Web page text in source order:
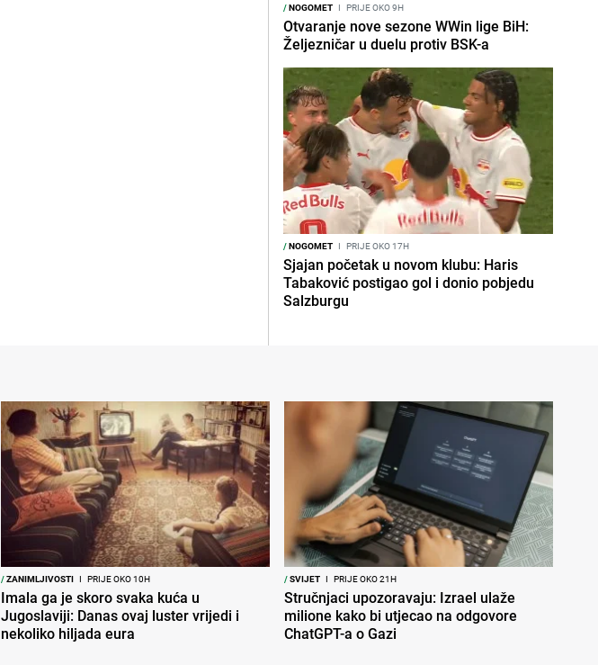
/NOGOMET I PRIJE OKO 9H
Otvaranje nove sezone WWin lige BiH:
Željezničar u duelu protiv BSK-a
/NOGOMET I PRIJE OKO 17H
Sjajan početak u novom klubu: Haris
Tabaković postigao gol i donio pobjedu
Salzburgu
/ZANIMLJIVOSTI I PRIJE OKO 10H
Imala ga je skoro svaka kuća u
Jugoslaviji: Danas ovaj luster vrijedi i
nekoliko hiljada eura
/SVIJET I PRIJE OKO 21H
Stručnjaci upozoravaju: Izrael ulaže
milione kako bi utjecao na odgovore
ChatGPT-a o Gazi